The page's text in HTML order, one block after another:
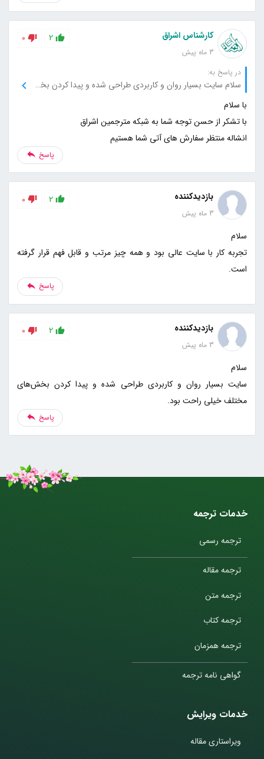
کارشناس اشراق
3 ماه پیش
2
0
در پاسخ به:
سلام سایت بسیار روان و کاربردی طراحی شده و پیدا کردن بخش‌های مختلف خیلی راحت بود.
انشاله منتظر سفارش های آتی شما هستیم
پاسخ
بازدیدکننده
3 ماه پیش
2
0
تجربه کار با سایت عالی بود و همه چیز مرتب و قابل فهم قرار گرفته
است.
پاسخ
بازدیدکننده
3 ماه پیش
2
0
سایت بسیار روان و کاربردی طراحی شده و پیدا کردن بخش‌های
مختلف خیلی راحت بود.
پاسخ
خدمات ترجمه
ترجمه رسمی
ترجمه مقاله
ترجمه متن
ترجمه کتاب
ترجمه همزمان
گواهی نامه ترجمه
خدمات ویرایش
ویراستاری مقاله